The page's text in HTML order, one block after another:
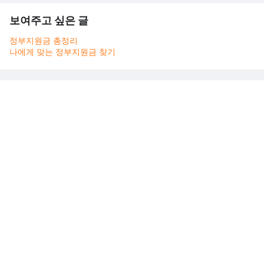
보여주고 싶은 글
정부지원금 총정리
나에게 맞는 정부지원금 찾기